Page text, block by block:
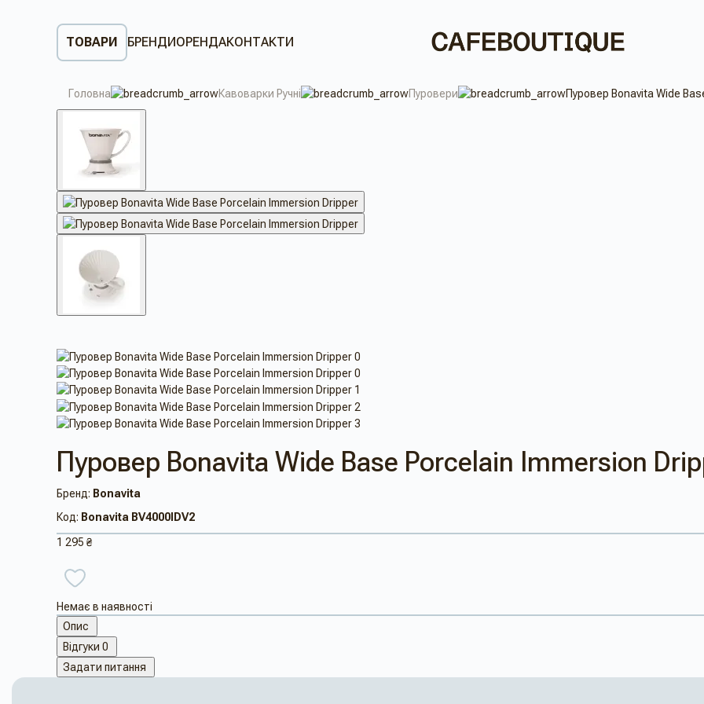
ТОВАРИ БРЕНДИОРЕНДАКОНТАКТИ
Головна Кавоварки Ручні Пуровери Пуровер Bonavita Wide
Пуровер Bonavita Wide Base Porcelain Immersion
Бренд: Bonavita
Код: Bonavita BV4000IDV2
1 295 ₴
Немає в наявності
Опис
Відгуки 0
Задати питання